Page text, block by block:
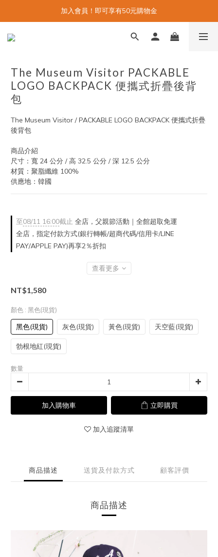
加入會員！即可享有50元購物金
The Museum Visitor PACKABLE
LOGO BACKPACK 便攜式折疊後背
包
The Museum Visitor / PACKABLE LOGO BACKPACK 便攜式折疊
後背包
商品介紹
尺寸：寬 24 公分 / 高 32.5 公分 / 深 12.5 公分
材質：聚脂纖維 100%
供應地：韓國
至08/11 16:00截止 全店，父親節活動｜全館超取免運
全店，指定付款方式(銀行轉帳/超商代碼/信用卡/LINE
PAY/APPLE PAY)再享2％折扣
查看更多
NT$1,580
顏色 : 黑色(現貨)
黑色(現貨) 灰色(現貨) 黃色(現貨) 天空藍(現貨)
勃根地紅(現貨)
數量
加入購物車 立即購買
加入追蹤清單
商品描述 送貨及付款方式 顧客評價
商品描述